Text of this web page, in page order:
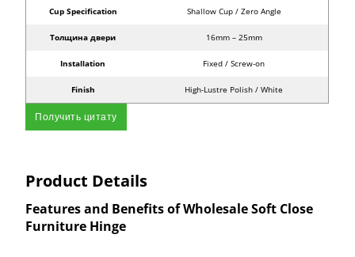
Cup Specification Shallow Cup / Zero Angle
Толщина двери 16mm – 25mm
Installation Fixed / Screw-on
Finish High-Lustre Polish / White
Получить цитату
Product Details
Features and Benefits of Wholesale Soft Close
Furniture Hinge